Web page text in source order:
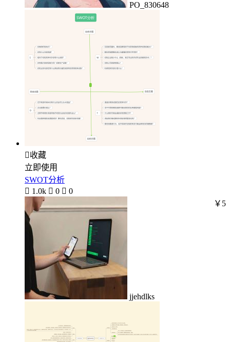
PO_830648
收藏
立即使用
SWOT分析
 1.0k  0  0
jjehdlks
￥5